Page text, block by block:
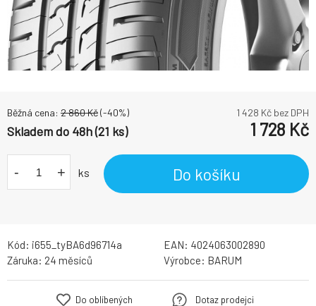
Běžná cena: 2 860Kč(-40%) 1 428 Kč bez DPH
Skladem do 48h (21 ks) 1 728 Kč
- + ks Do košíku
Kód: i655_tyBA6d96714a EAN: 4024063002890
Záruka: 24 měsíců Výrobce: BARUM
Do oblíbených
Dotaz prodejci